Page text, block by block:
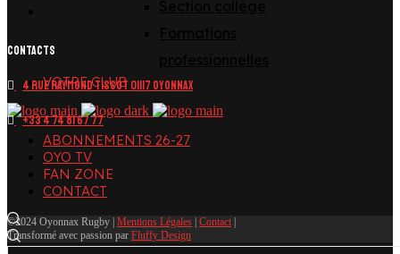
VOTRE CLUB
ABONNEMENTS 26-27
OYO TV
FAN ZONE
CONTACT
CONTACTS
4 Rue Raymond Tissot 01117 OYONNAX
+33 4 74 81 67 77
©2024 Oyonnax Rugby | Mentions Légales Contact
Transformé avec passion par Fluffy Design